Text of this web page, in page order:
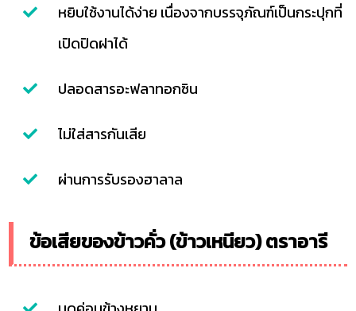
หยิบใช้งานได้ง่าย เนื่องจากบรรจุภัณฑ์เป็นกระปุกที่
เปิดปิดฝาได้
ปลอดสารอะฟลาทอกซิน
ไม่ใส่สารกันเสีย
ผ่านการรับรองฮาลาล
ข้อเสียของข้าวคั่ว (ข้าวเหนียว) ตราอารี